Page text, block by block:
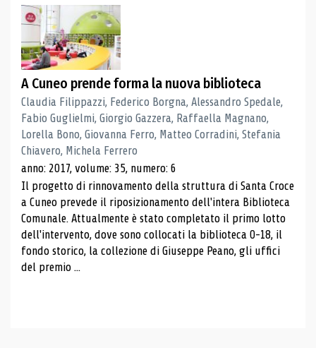
A Cuneo prende forma la nuova biblioteca
Claudia Filippazzi, Federico Borgna, Alessandro Spedale,
Fabio Guglielmi, Giorgio Gazzera, Raffaella Magnano,
Lorella Bono, Giovanna Ferro, Matteo Corradini, Stefania
Chiavero, Michela Ferrero
anno: 2017, volume: 35, numero: 6
Il progetto di rinnovamento della struttura di Santa Croce
a Cuneo prevede il riposizionamento dell'intera Biblioteca
Comunale. Attualmente è stato completato il primo lotto
dell'intervento, dove sono collocati la biblioteca 0-18, il
fondo storico, la collezione di Giuseppe Peano, gli uffici
del premio ...